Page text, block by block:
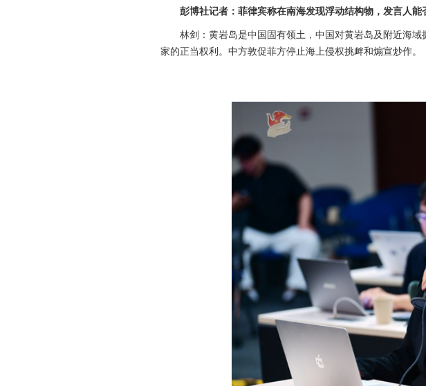
彭博社记者：菲律宾称在南海发现浮动结构物，发言人
林剑：黄岩岛是中国固有领土，中国对黄岩岛及附近海
家的正当权利。中方敦促菲方停止海上侵权挑衅和煽宣炒作。